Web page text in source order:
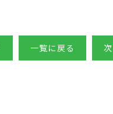
一覧に戻る